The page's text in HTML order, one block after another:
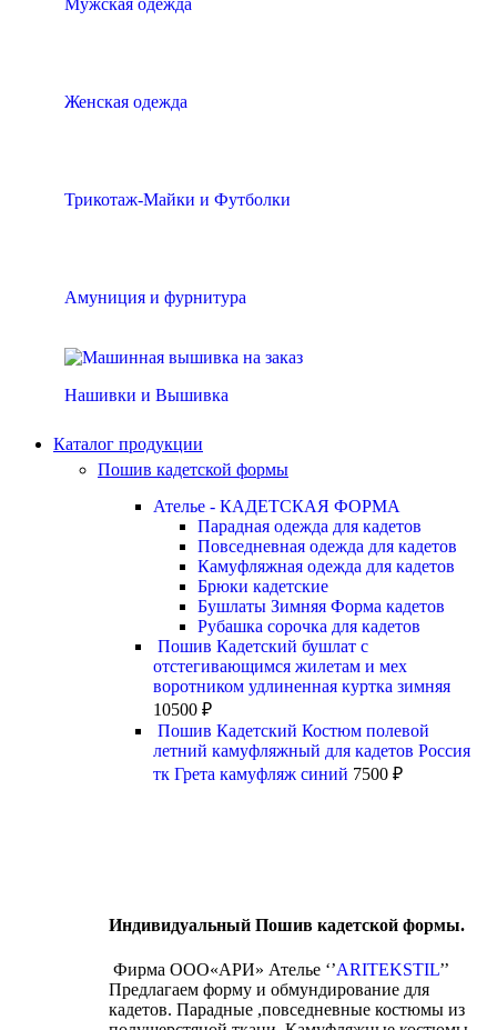
Мужская одежда
Женская одежда
Трикотаж-Майки и Футболки
Амуниция и фурнитура
Нашивки и Вышивка
Каталог продукции
Пошив кадетской формы
Ателье - КАДЕТСКАЯ ФОРМА
Парадная одежда для кадетов
Повседневная одежда для кадетов
Камуфляжная одежда для кадетов
Брюки кадетские
Бушлаты Зимняя Форма кадетов
Рубашка сорочка для кадетов
Пошив Кадетский бушлат с
отстегивающимся жилетам и мех
воротником удлиненная куртка зимняя
10500 ₽
Пошив Кадетский Костюм полевой
летний камуфляжный для кадетов Россия
тк Грета камуфляж синий 7500 ₽
Индивидуальный Пошив кадетской формы.
Фирма ООО«АРИ» Ателье ‘’ARITEKSTIL’’
Предлагаем форму и обмундирование для
кадетов. Парадные ,повседневные костюмы из